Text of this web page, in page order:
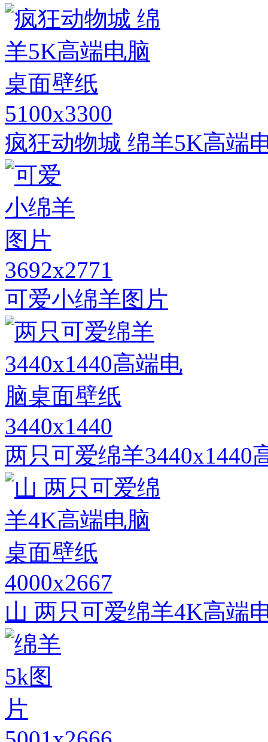
5100x3300
疯狂动物城 绵羊5K高端
3692x2771
可爱小绵羊图片
3440x1440
两只可爱绵羊3440x1440
4000x2667
山 两只可爱绵羊4K高端